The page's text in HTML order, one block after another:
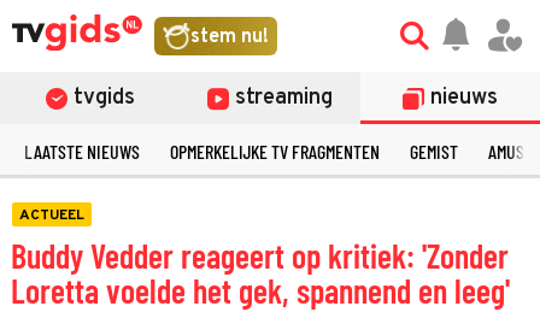
stem nu!
tvgids streaming nieuws
LAATSTE NIEUWS OPMERKELIJKE TV FRAGMENTEN GEMIST
ACTUEEL
Buddy Vedder reageert op kritiek: 'Zonder
Loretta voelde het gek, spannend en leeg'